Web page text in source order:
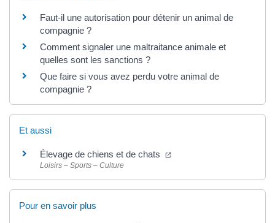
Faut-il une autorisation pour détenir un animal de
compagnie ?
Comment signaler une maltraitance animale et
quelles sont les sanctions ?
Que faire si vous avez perdu votre animal de
compagnie ?
Et aussi
Élevage de chiens et de chats (ouverture dans un
Loisirs – Sports – Culture
Pour en savoir plus